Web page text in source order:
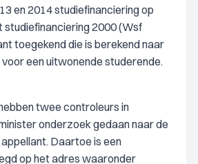
en 2014 studiefinanciering op
studiefinanciering 2000 (Wsf
toegekend die is berekend naar
een uitwonende studerende.
twee controleurs in
onderzoek gedaan naar de
Daartoe is een
op het adres waaronder